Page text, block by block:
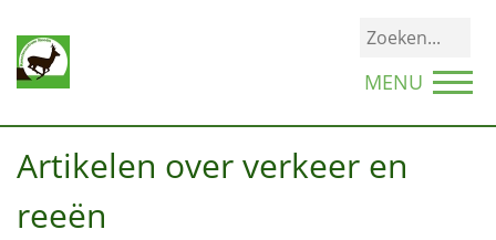
MENU
Artikelen over verkeer en
reeën